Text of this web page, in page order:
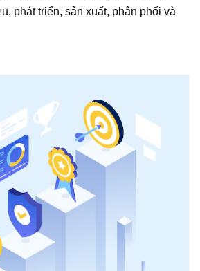
phát triển, sản xuất, phân phối và